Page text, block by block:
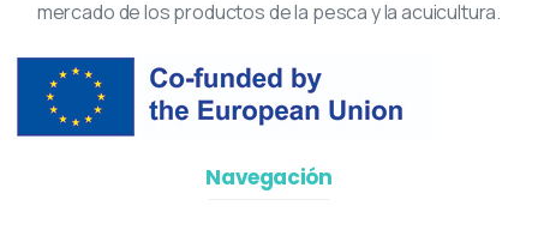
mercado de los productos de la pesca y la acuicultura.
Navegación